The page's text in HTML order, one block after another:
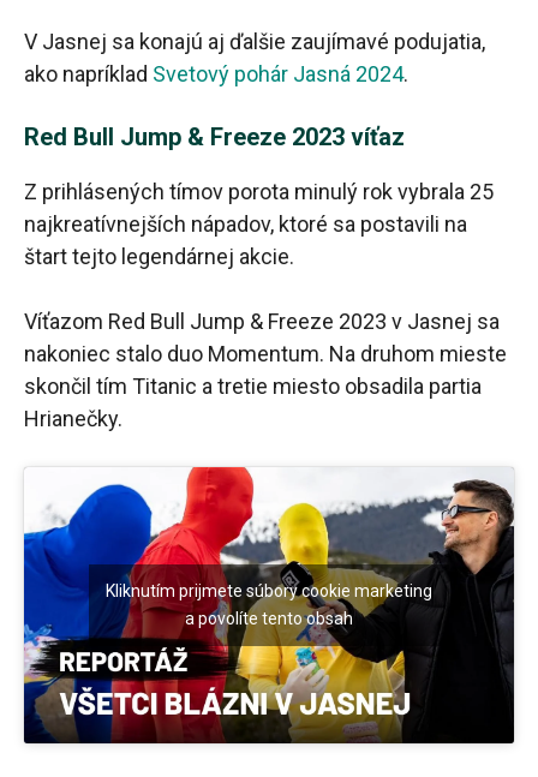
V Jasnej sa konajú aj ďalšie zaujímavé podujatia,
ako napríklad Svetový pohár Jasná 2024.
Red Bull Jump & Freeze 2023 víťaz
Z prihlásených tímov porota minulý rok vybrala 25
najkreatívnejších nápadov, ktoré sa postavili na
štart tejto legendárnej akcie.
Víťazom Red Bull Jump & Freeze 2023 v Jasnej sa
nakoniec stalo duo Momentum. Na druhom mieste
skončil tím Titanic a tretie miesto obsadila partia
Hrianečky.
Kliknutím prijmete súbory cookie marketing
a povolíte tento obsah